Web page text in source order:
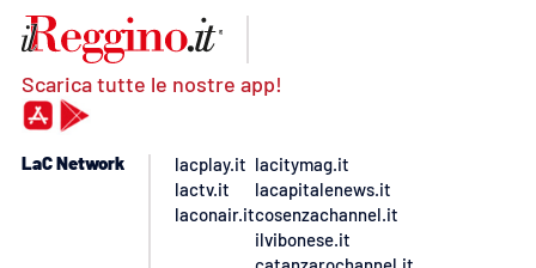
Scarica tutte le nostre app!
LaC Network
lacplay.it
lactv.it
laconair.it
lacitymag.it
lacapitalenews.it
cosenzachannel.it
ilvibonese.it